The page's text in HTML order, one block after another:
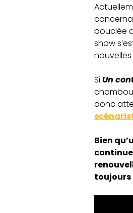
bouclée
show
nouvelles
Si Un
donc
Bien
toujours